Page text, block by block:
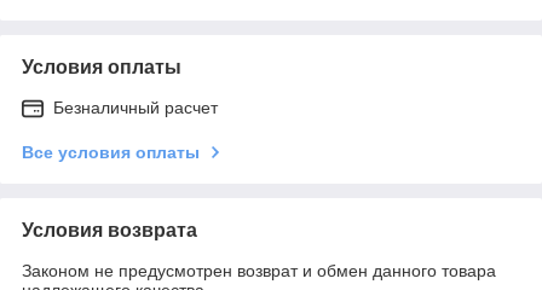
Условия оплаты
Безналичный расчет
Все условия оплаты
Условия возврата
Законом не предусмотрен возврат и обмен данного товара